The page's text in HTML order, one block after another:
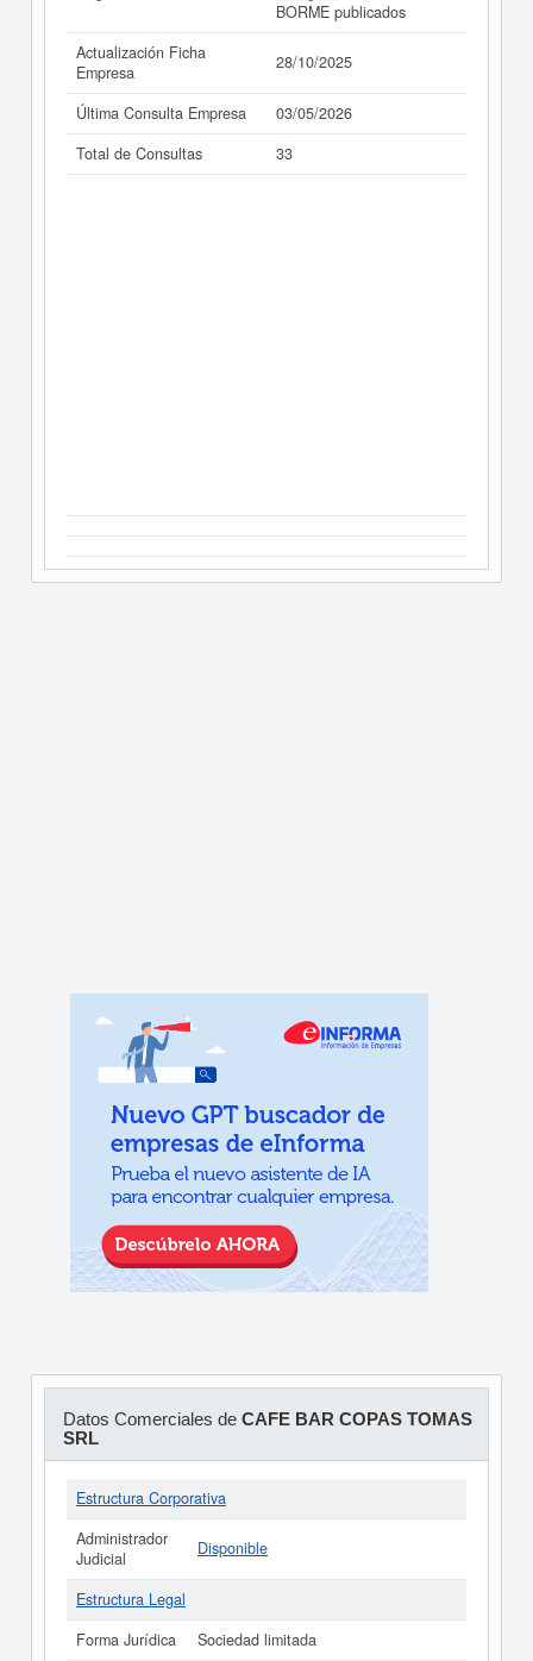
BORME publicados
Actualización Ficha
Empresa
28/10/2025
Última Consulta Empresa
03/05/2026
Total de Consultas
33
Datos Comerciales de CAFE BAR COPAS TOMAS
SRL
Estructura Corporativa
Administrador
Judicial
Disponible
Estructura Legal
Forma Jurídica
Sociedad limitada